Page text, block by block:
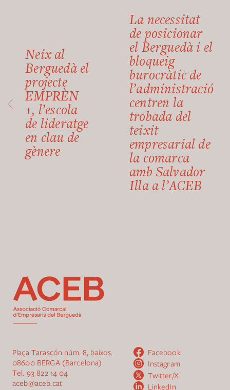
Neix al
Berguedà el
projecte
EMPRÈN
+, l’escola
de lideratge
en clau de
gènere
La necessitat
de posicionar
el Berguedà i el
bloqueig
burocràtic de
l’administració
centren la
trobada del
teixit
empresarial de
la comarca
amb Salvador
Illa a l’ACEB
Plaça Tarascón núm. 8, baixos.
08600 BERGA (Barcelona)
Tel. 93 822 14 04
aceb@aceb.cat
Facebook
Instagram
Twitter/X
LinkedIn